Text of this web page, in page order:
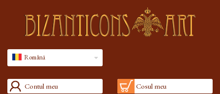
Română
Contul meu Cosul meu